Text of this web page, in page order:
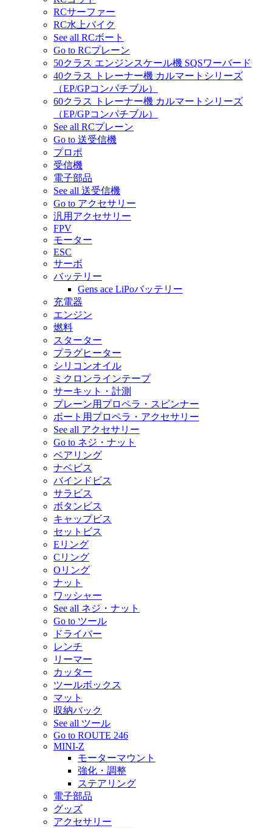
RCサーファー
RC水上バイク
See all RCボート
Go to RCプレーン
50クラス エンジンスケール機 SQSワーバード
40クラス トレーナー機 カルマートシリーズ
（EP/GPコンパチブル）
60クラス トレーナー機 カルマートシリーズ
（EP/GPコンパチブル）
See all RCプレーン
Go to 送受信機
プロポ
受信機
電子部品
See all 送受信機
Go to アクセサリー
汎用アクセサリー
FPV
モーター
ESC
サーボ
バッテリー
Gens ace LiPoバッテリー
充電器
エンジン
燃料
スターター
プラグヒーター
シリコンオイル
ミクロンラインテープ
サーキット・計測
プレーン用プロペラ・スピンナー
ボート用プロペラ・アクセサリー
See all アクセサリー
Go to ネジ・ナット
ベアリング
ナベビス
バインドビス
サラビス
ボタンビス
キャップビス
セットビス
Eリング
Cリング
Oリング
ナット
ワッシャー
See all ネジ・ナット
Go to ツール
ドライバー
レンチ
リーマー
カッター
ツールボックス
マット
収納バック
See all ツール
Go to ROUTE 246
MINI-Z
モーターマウント
強化・調整
ステアリング
電子部品
グッズ
アクセサリー